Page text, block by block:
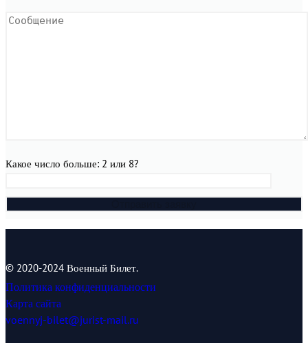
Какое число больше: 2 или 8?
© 2020-2024 Военный Билет.
Политика конфиденциальности
Карта сайта
voennyj-bilet@jurist-mail.ru